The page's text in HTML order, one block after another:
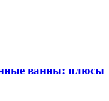
ванны: плюсы